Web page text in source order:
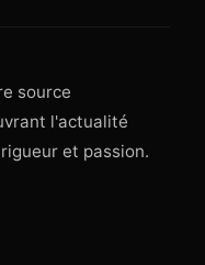
source
l'actualité
et passion.